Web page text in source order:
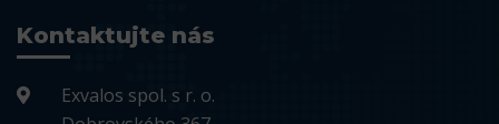
Kontaktujte nás
Exvalos spol. s r. o.